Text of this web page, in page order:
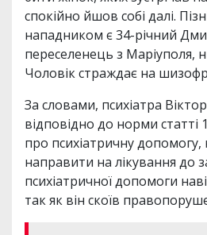
спокійно йшов собі далі.
нападником є 34-річний
переселенець з Маріуполя,
Чоловік страждає на
За словами, психіатра
відповідно до норми статті
про психіатричну
направити на лікування до
психіатричної допомоги
так як він скоїв